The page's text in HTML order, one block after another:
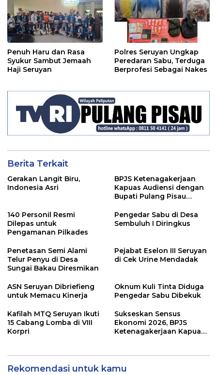
Penuh Haru dan Rasa
Syukur Sambut Jemaah
Haji Seruyan
Polres Seruyan Ungkap
Peredaran Sabu, Terduga
Berprofesi Sebagai Nakes
Berita Terkait
Gerakan Langit Biru,
Indonesia Asri
BPJS Ketenagakerjaan
Kapuas Audiensi dengan
Bupati Pulang Pisau
Ekosistem Desa, dan
Pekerja Rentan
140 Personil Resmi
Dilepas untuk
Pengamanan Pilkades
Pengedar Sabu di Desa
Sembuluh I Diringkus
Penetasan Semi Alami
Telur Penyu di Desa
Sungai Bakau Diresmikan
Pejabat Eselon III Seruyan
di Cek Urine Mendadak
ASN Seruyan Dibriefieng
untuk Memacu Kinerja
Oknum Kuli Tinta Diduga
Pengedar Sabu Dibekuk
Kafilah MTQ Seruyan Ikuti
15 Cabang Lomba di VIII
Korpri
Sukseskan Sensus
Ekonomi 2026, BPJS
Ketenagakerjaan Kapuas
Rekomendasi untuk kamu